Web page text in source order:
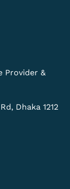
Provider &
Dhaka 1212